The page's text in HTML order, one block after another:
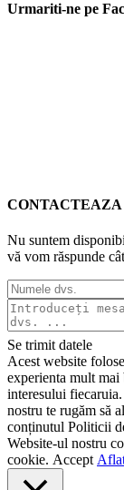
Urmariti-ne pe
CONTACTEAZA
Nu suntem
vă vom răspunde
Se trimit datele
Acest website
experienta mult mai
interesului
nostru te rugăm să
conținutul Politicii
Website-ul nostru
cookie. Accept